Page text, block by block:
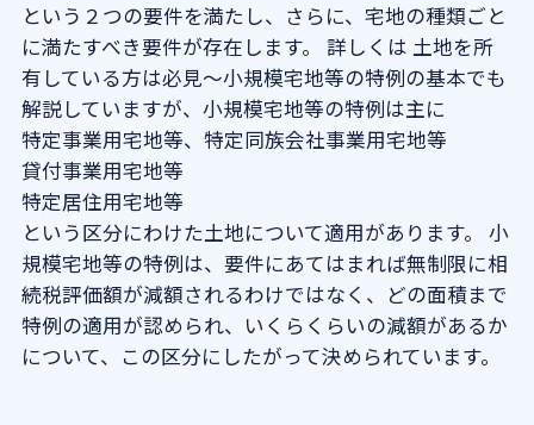
という２つの要件を満たし、さらに、宅地の種類ごと
に満たすべき要件が存在します。 詳しくは 土地を所
有している方は必見～小規模宅地等の特例の基本でも
解説していますが、小規模宅地等の特例は主に
特定事業用宅地等、特定同族会社事業用宅地等
貸付事業用宅地等
特定居住用宅地等
という区分にわけた土地について適用があります。 小
規模宅地等の特例は、要件にあてはまれば無制限に相
続税評価額が減額されるわけではなく、どの面積まで
特例の適用が認められ、いくらくらいの減額があるか
について、この区分にしたがって決められています。